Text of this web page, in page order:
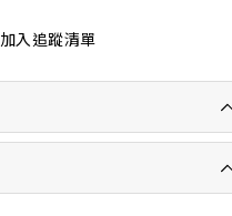
加入追蹤清單